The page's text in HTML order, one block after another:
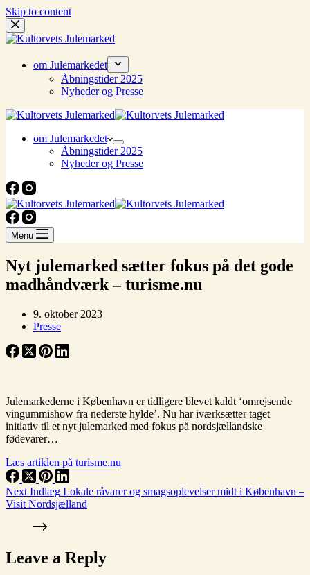
Skip to content
om Julemarkedet
Åbningstider 2025
Nyheder og Presse
om Julemarkedet
Åbningstider 2025
Nyheder og Presse
Menu
Nyt julemarked sætter fokus på det gode
madhåndværk – turisme.nu
9. oktober 2023
Presse
Julemarkederne i København er tidligere blevet kaldt ‘omrejsende
vingummishow fra nederste hylde’. Nu har iværksætter taget
initiativ til et nyt julemarked med fokus på nordsjællandske
fødevarer…
Læs artiklen på turisme.nu
Next Indlæg Lokale råvarer og smagsoplevelser midt i København –
Visit Nordsjælland
Leave a Reply